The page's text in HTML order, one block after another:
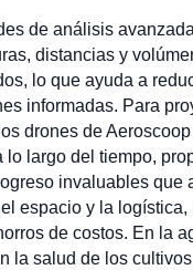
de análisis
distancias y
lo que ayuda a
informadas. Para
drones de
lo largo del tiempo,
invaluables que
espacio y la
de costos. En la
la salud de los